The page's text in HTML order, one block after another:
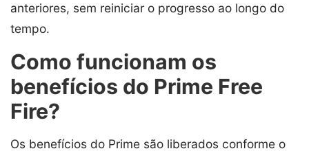
anteriores, sem reiniciar o progresso ao longo do
tempo.
Como funcionam os
benefícios do Prime Free
Fire?
Os benefícios do Prime são liberados conforme o